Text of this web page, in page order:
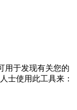
用于发现有关您的
士使用此工具来：